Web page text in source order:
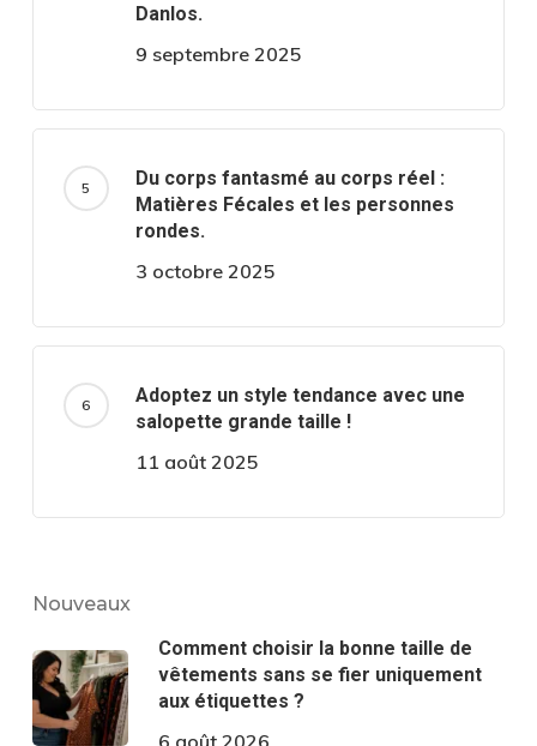
Danlos.
9 septembre 2025
Du corps fantasmé au corps réel :
Matières Fécales et les personnes
rondes.
3 octobre 2025
Adoptez un style tendance avec une
salopette grande taille !
11 août 2025
Nouveaux
Comment choisir la bonne taille de
vêtements sans se fier uniquement
aux étiquettes ?
6 août 2026